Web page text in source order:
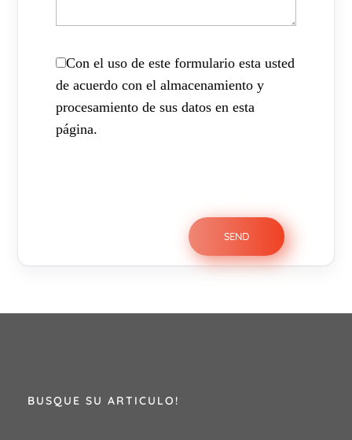
Con el uso de este formulario esta usted
de acuerdo con el almacenamiento y
procesamiento de sus datos en esta
página.
BUSQUE SU ARTICULO!